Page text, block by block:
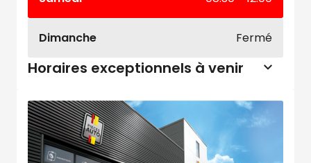
Dimanche Fermé
Horaires exceptionnels à venir